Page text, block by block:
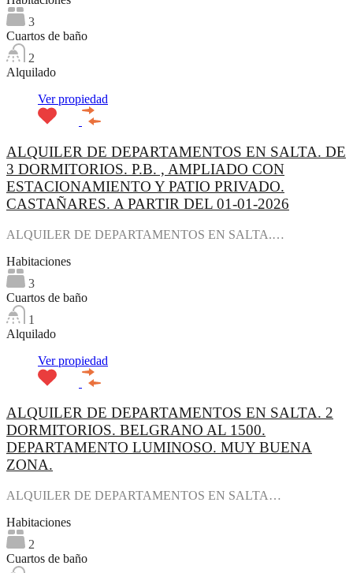
3
Cuartos de baño
2
Alquilado
Ver propiedad
ALQUILER DE DEPARTAMENTOS EN SALTA. DE
3 DORMITORIOS. P.B. , AMPLIADO CON
ESTACIONAMIENTO Y PATIO PRIVADO.
CASTAÑARES. A PARTIR DEL 01-01-2026
ALQUILER DE DEPARTAMENTOS EN SALTA.…
Habitaciones
3
Cuartos de baño
1
Alquilado
Ver propiedad
ALQUILER DE DEPARTAMENTOS EN SALTA. 2
DORMITORIOS. BELGRANO AL 1500.
DEPARTAMENTO LUMINOSO. MUY BUENA
ZONA.
ALQUILER DE DEPARTAMENTOS EN SALTA…
Habitaciones
2
Cuartos de baño